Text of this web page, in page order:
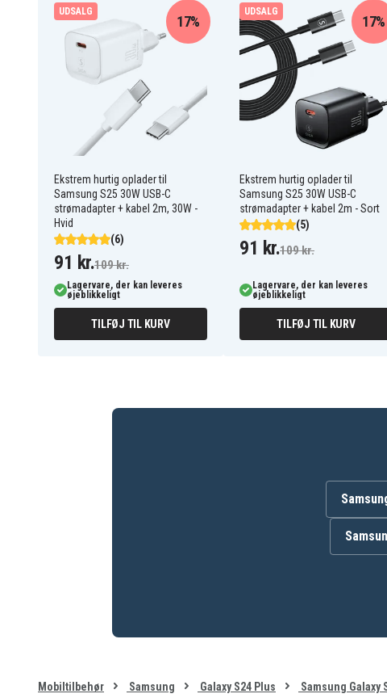
Nano-skærmbeskyttere har karakteristiske egenskaber,
modstandsdygtighed over for ridser og stød.
beskytter effektivt mod en revnet skærm, hvis din mobil
Nem påføring med værktøjer
Skærmbeskytteren er meget nem at påføre med boblefri
med skærmbeskytteren kommer et monteringsværktøj,
fastgøre dækslet på plads fejlfrit.
Kompatibel med fingeraftryk
Skærmbeskytteren fungerer godt sammen med
betyder, at du, der har fingeraftrykslås på mobilen, nemt
som normalt. Skærmbeskytteren har ingen effekt på
skærmopløsning.
Specifikationer:
Materiale: Plastfilm
Pakken inkluderer: Skærmbeskytter og
UDSALG
Ekstrem hurtig oplader til
Samsung S25 30W USB-C
strømadapter + kabel 2m, 30W -
Hvid
(6)
17%
91 kr.109 kr.
Lagervare, der kan leveres
øjeblikkeligt
TILFØJ TIL KURV
UDSALG
Ekstrem hurtig oplader til
Samsung S25 30W USB-C
strømadapter + kabel 2m - Sort
(5)
17%
91 kr.109 kr.
Lagervare, der kan leveres
øjeblikkeligt
TILFØJ TIL KURV
Mobiltilbehør Samsung Galaxy S24 Plus Samsung Galaxy